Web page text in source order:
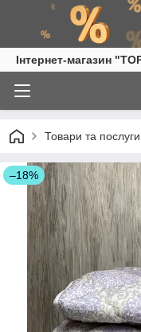
Інтернет-магазин
Товари та послуги
–18%